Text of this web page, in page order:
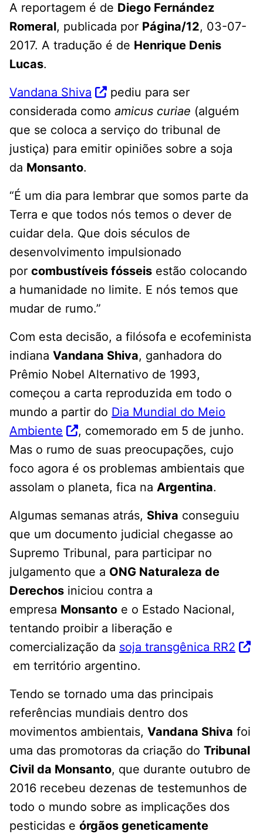
A reportagem é de Diego Fernández
Romeral, publicada por Página/12, 03-07-
2017. A tradução é de Henrique Denis
Lucas.
Vandana Shiva
pediu para ser
considerada como amicus curiae (alguém
que se coloca a serviço do tribunal de
justiça) para emitir opiniões sobre a soja
da Monsanto.
“É um dia para lembrar que somos parte da
Terra e que todos nós temos o dever de
cuidar dela. Que dois séculos de
desenvolvimento impulsionado
por combustíveis fósseis estão colocando
a humanidade no limite. E nós temos que
mudar de rumo.”
Com esta decisão, a filósofa e ecofeminista
indiana Vandana Shiva, ganhadora do
Prêmio Nobel Alternativo de 1993,
começou a carta reproduzida em todo o
mundo a partir do Dia Mundial do Meio
Ambiente
, comemorado em 5 de junho.
Mas o rumo de suas preocupações, cujo
foco agora é os problemas ambientais que
assolam o planeta, fica na Argentina.
Algumas semanas atrás, Shiva conseguiu
que um documento judicial chegasse ao
Supremo Tribunal, para participar no
julgamento que a ONG Naturaleza de
Derechos iniciou contra a
empresa Monsanto e o Estado Nacional,
tentando proibir a liberação e
comercialização da soja transgênica RR2
em território argentino.
Tendo se tornado uma das principais
referências mundiais dentro dos
movimentos ambientais, Vandana Shiva foi
uma das promotoras da criação do Tribunal
Civil da Monsanto, que durante outubro de
2016 recebeu dezenas de testemunhos de
todo o mundo sobre as implicações dos
pesticidas e órgãos geneticamente